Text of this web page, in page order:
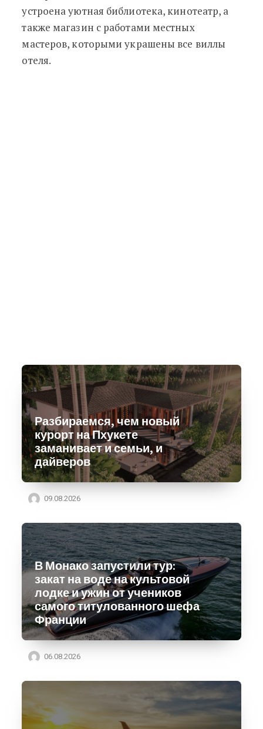
устроена уютная библиотека, кинотеатр, а
также магазин с работами местных
мастеров, которыми украшены все виллы
отеля.
Разбираемся, чем новый
курорт на Пхукете
заманивает и семьи, и
дайверов
09.08.2026
В Монако запустили тур:
закат на воде на культовой
лодке и ужин от учеников
самого титулованного шефа
Франции
06.08.2026